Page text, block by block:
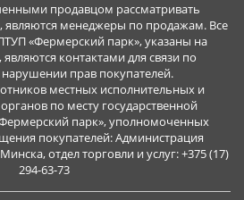
продавцом рассматривать
являются менеджеры по продажам. Все
«Фермерский парк», указаны на
контактами для связи по
прав покупателей.
местных исполнительных и
по месту государственной
парк», уполномоченных
покупателей: Администрация
отдел торговли и услуг: +375 (17)
294-63-73